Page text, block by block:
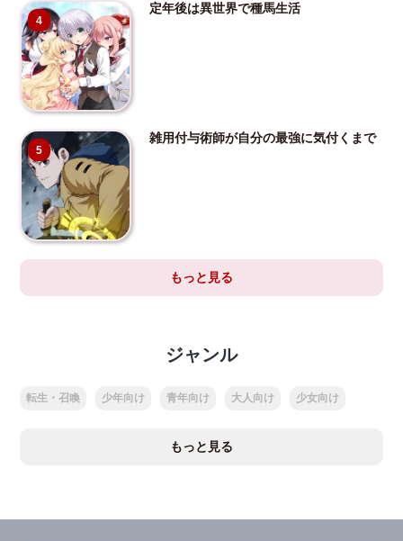
4
定年後は異世界で種馬生活
5
雑用付与術師が自分の最強に気付くまで
もっと見る
ジャンル
転生・召喚 少年向け 青年向け 大人向け 少女向け
もっと見る